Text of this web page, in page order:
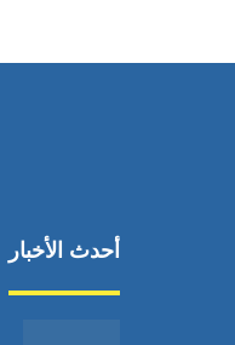
أحدث الأخبار